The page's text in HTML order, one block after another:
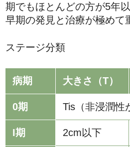
期でもほとんどの方が5年
早期の発見と治療が極めて
ステージ分類
病期 大きさ（T）
0期 Tis（非浸潤性
I期 2cm以下